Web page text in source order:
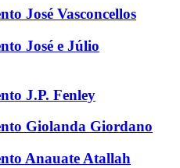
José Vasconcellos
José e Júlio
J.P. Fenley
Giolanda Giordano
Anauate Atallah